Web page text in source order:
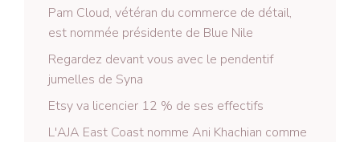
Pam Cloud, vétéran du commerce de détail,
est nommée présidente de Blue Nile
Regardez devant vous avec le pendentif
jumelles de Syna
Etsy va licencier 12 % de ses effectifs
L'AJA East Coast nomme Ani Khachian comme